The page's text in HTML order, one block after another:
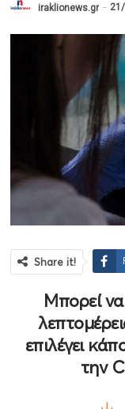
iraklionews.gr
Share it!
Μπορεί
επιλέγει
την